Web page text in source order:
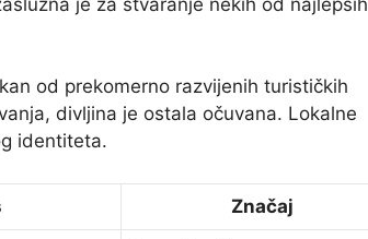
od prekomerno razvijenih turističkih
divljina je ostala očuvana. Lokalne
identiteta.
Značaj